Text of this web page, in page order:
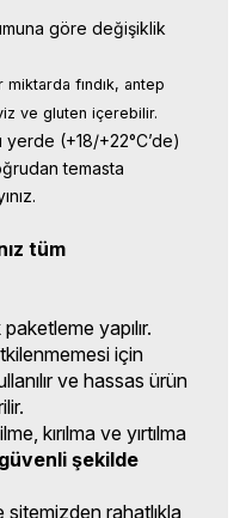
göre değişiklik
fındık, antep
ve gluten içerebilir.
(+18/+22°C’de)
temasta
tüm
yapılır.
için
ve hassas ürün
kırılma ve yırtılma
şekilde
sitemizden rahatlıkla